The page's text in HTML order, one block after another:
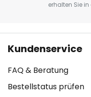
erhalten Sie in
Kundenservice
FAQ & Beratung
Bestellstatus prüfen